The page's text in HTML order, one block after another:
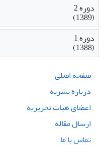
دوره 2
(1389)
دوره 1
(1388)
صفحه اصلی
درباره نشریه
اعضای هیات تحریریه
ارسال مقاله
تماس با ما